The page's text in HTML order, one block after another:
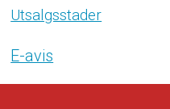
boblad
Utsalgsstader
E-avis